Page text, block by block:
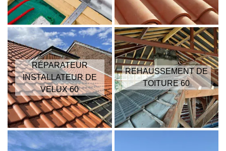
RÉPARATEUR
INSTALLATEUR DE
VELUX 60
REHAUSSEMENT DE
TOITURE 60